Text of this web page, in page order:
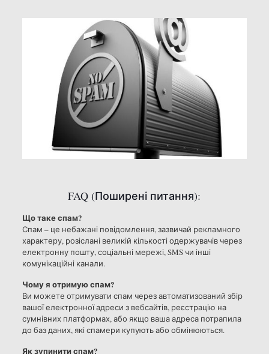
FAQ (Поширені питання):
Що таке спам?
Спам – це небажані повідомлення, зазвичай рекламного
характеру, розіслані великій кількості одержувачів через
електронну пошту, соціальні мережі, SMS чи інші
комунікаційні канали.
Чому я отримую спам?
Ви можете отримувати спам через автоматизований збір
вашої електронної адреси з вебсайтів, реєстрацію на
сумнівних платформах, або якщо ваша адреса потрапила
до баз даних, які спамери купують або обмінюються.
Як зупинити спам?